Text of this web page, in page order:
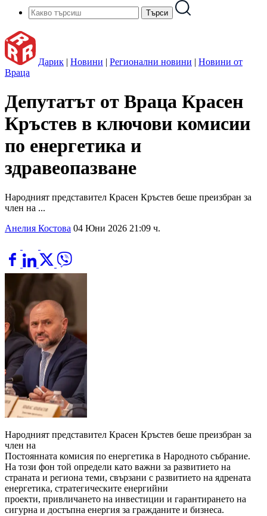
Дарик | Новини | Регионални новини | Новини от
Враца
Депутатът от Враца Красен
Кръстев в ключови комисии
по енергетика и
здравеопазване
Народният представител Красен Кръстев беше преизбран за
член на ...
Анелия Костова 04 Юни 2026 21:09 ч.
Народният представител Красен Кръстев беше преизбран за
член на
Постоянната комисия по енергетика в Народното събрание.
На този фон той определи като важни за развитието на
страната и региона теми, свързани с развитието на ядрената
енергетика, стратегическите енергийни
проекти, привличането на инвестиции и гарантирането на
сигурна и достъпна енергия за гражданите и бизнеса.